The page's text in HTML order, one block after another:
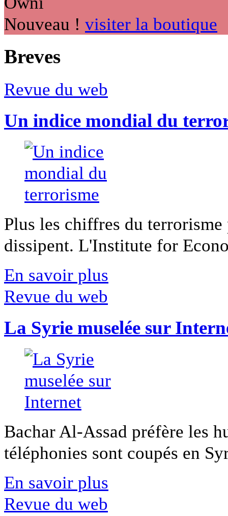
Nouveau ! visiter la boutique
Breves
Revue du web
Un indice mondial du
Plus les chiffres du
dissipent. L'Institute for
En savoir plus
Revue du web
La Syrie muselée sur
Bachar Al-Assad préfère les
téléphonies sont coupés en
En savoir plus
Revue du web